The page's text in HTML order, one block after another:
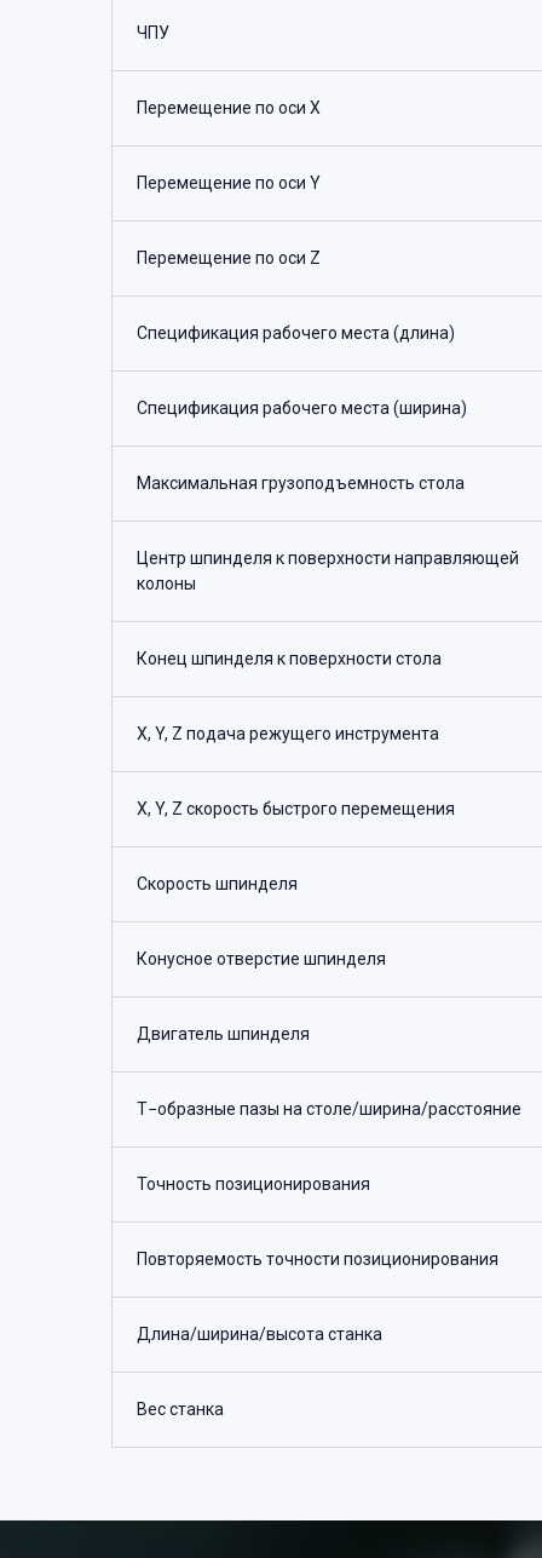
ЧПУ
Перемещение по оси Х
Перемещение по оси Y
Перемещение по оси Z
Спецификация рабочего места (длина)
Спецификация рабочего места (ширина)
Максимальная грузоподъемность стола
Центр шпинделя к поверхности направляющей
колоны
Конец шпинделя к поверхности стола
X, Y, Z подача режущего инструмента
X, Y, Z скорость быстрого перемещения
Скорость шпинделя
Конусное отверстие шпинделя
Двигатель шпинделя
Т−образные пазы на столе/ширина/расстояние
Точность позиционирования
Повторяемость точности позиционирования
Длина/ширина/высота станка
Вес станка